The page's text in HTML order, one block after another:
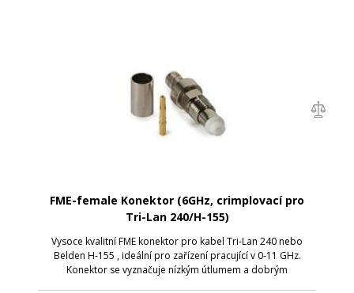
FME-female Konektor (6GHz, crimplovací pro
Tri-Lan 240/H-155)
Vysoce kvalitní FME konektor pro kabel Tri-Lan 240 nebo
Belden H-155 , ideální pro zařízení pracující v 0-11 GHz.
Konektor se vyznačuje nízkým útlumem a dobrým